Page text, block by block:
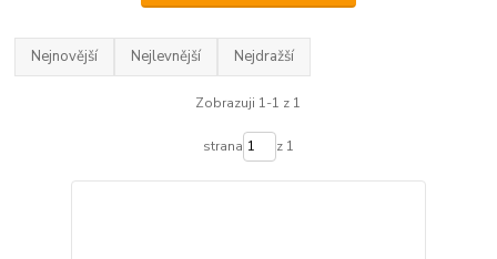
Nejnovější Nejlevnější Nejdražší
Zobrazuji 1-1 z 1
strana z 1